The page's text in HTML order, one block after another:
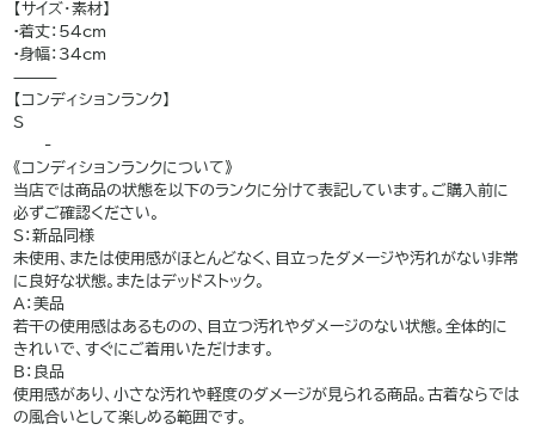
【サイズ・素材】
•着丈：54cm
•身幅：34cm
⸻
【コンディションランク】
S
——-
《コンディションランクについて》
当店では商品の状態を以下のランクに分けて表記しています。ご購入前に
必ずご確認ください。
S：新品同様
未使用、または使用感がほとんどなく、目立ったダメージや汚れがない非常
に良好な状態。またはデッドストック。
A：美品
若干の使用感はあるものの、目立つ汚れやダメージのない状態。全体的に
きれいで、すぐにご着用いただけます。
B：良品
使用感があり、小さな汚れや軽度のダメージが見られる商品。古着ならでは
の風合いとして楽しめる範囲です。